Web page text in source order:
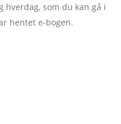
som du kan gå i
hentet e-bogen.